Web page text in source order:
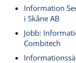
Information
i Skåne AB
Jobb:
Combitech